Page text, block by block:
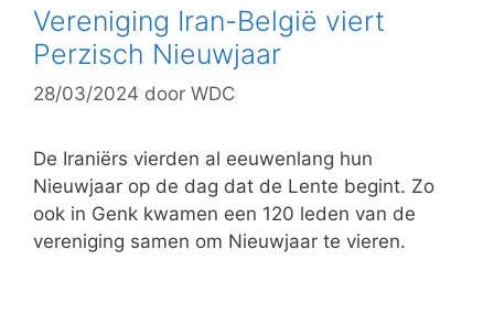
g
r
i
ë
n
Vereniging Iran-België viert
Perzisch Nieuwjaar
28/03/2024 door WDC
De Iraniërs vierden al eeuwenlang hun
Nieuwjaar op de dag dat de Lente begint. Zo
ook in Genk kwamen een 120 leden van de
vereniging samen om Nieuwjaar te vieren.